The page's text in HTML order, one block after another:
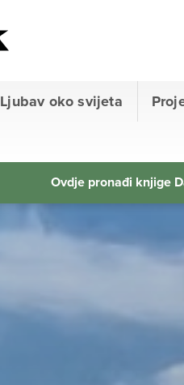
Ljubav oko svijeta
Ovdje pronađi knjige